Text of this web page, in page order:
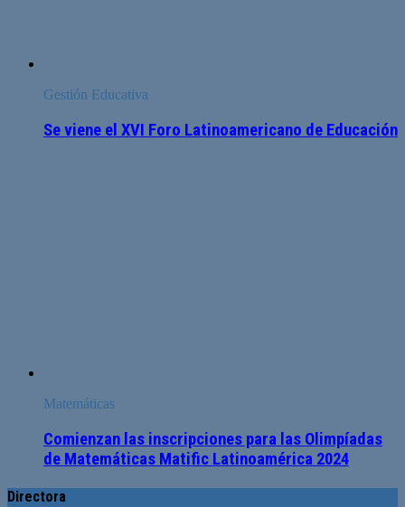
Gestión Educativa
Se viene el XVI Foro Latinoamericano de Educación
Matemáticas
Comienzan las inscripciones para las Olimpíadas
de Matemáticas Matific Latinoamérica 2024
Directora